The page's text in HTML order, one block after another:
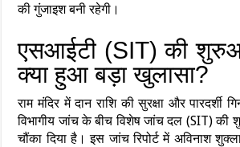
की गुंजाइश बनी रहेगी।
एसआईटी (SIT) की
क्या हुआ बड़ा खुलासा?
राम मंदिर में दान राशि की सुरक्षा और पारदर्शी
विभागीय जांच के बीच विशेष जांच दल (SIT) की
चौंका दिया है। इस जांच रिपोर्ट में अविनाश